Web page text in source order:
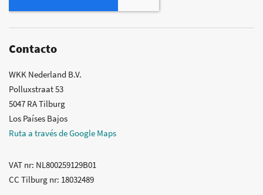
Contacto
WKK Nederland B.V.
Polluxstraat 53
5047 RA Tilburg
Los Países Bajos
Ruta a través de Google Maps
VAT nr: NL800259129B01
CC Tilburg nr: 18032489